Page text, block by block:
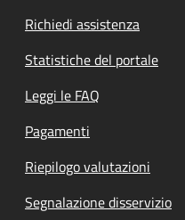
Richiedi assistenza
Statistiche del portale
Leggi le FAQ
Pagamenti
Riepilogo valutazioni
Segnalazione disservizio